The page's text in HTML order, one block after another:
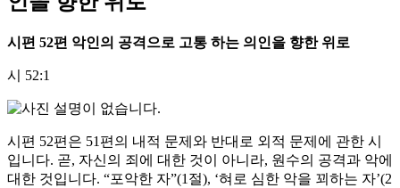
시편 52편 악인의 공격으로 고통 하는 의인을 향한 위로
시 52:1
시편 52편은 51편의 내적 문제와 반대로 외적 문제에 관한 시
입니다. 곧, 자신의 죄에 대한 것이 아니라, 원수의 공격과 악에
대한 것입니다. “포악한 자”(1절), ‘혀로 심한 악을 꾀하는 자’(2